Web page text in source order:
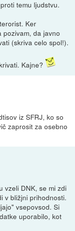
temu ljudstvu.
Ker
pozivam, da javno
(skriva celo spol!).
Kajne?
iz SFRJ, ko so
zaprosit za osebno
vzeli DNK, se mi zdi
v bližjni prihodnosti.
vsepovsod. Si
uporabilo, kot